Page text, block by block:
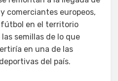
comerciantes europeos,
en el territorio
semillas de lo que
en una de las
del país.